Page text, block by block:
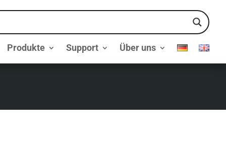
Produkte Support Über uns